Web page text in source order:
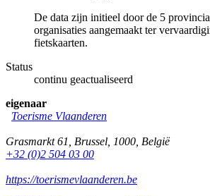
De data zijn initieel door de 5
organisaties aangemaakt ter
fietskaarten.
Status
continu geactualiseerd
eigenaar
Toerisme Vlaanderen
Grasmarkt 61 Brussel 1000 België
+32 (0)2 504 03 00
https://toerismevlaanderen.be